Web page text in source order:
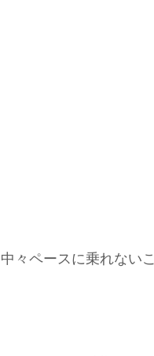
々ペースに乗れないこ